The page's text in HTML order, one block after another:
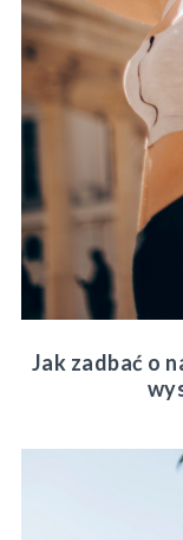
Jak zadbać o